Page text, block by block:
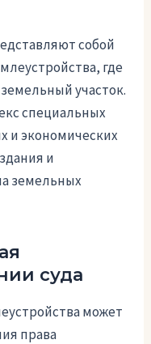
собой
где
участок.
специальных
и экономических
и
земельных
суда
может
права